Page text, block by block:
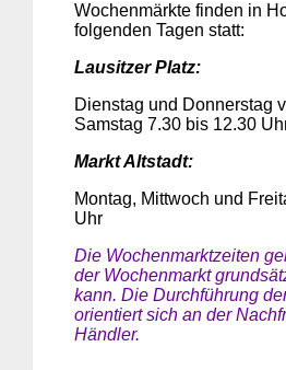
Wochenmärkte finden in
folgenden Tagen statt:
Lausitzer Platz:
Dienstag und Donnerstag
Samstag 7.30 bis 12.30
Markt Altstadt:
Montag, Mittwoch und
Uhr
Die Wochenmarktzeiten
der Wochenmarkt
kann. Die Durchführung
orientiert sich an der
Händler.